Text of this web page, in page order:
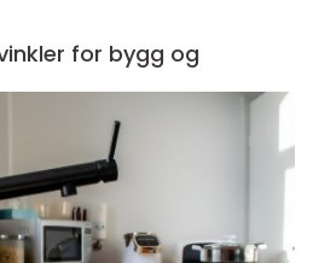
for bygg og